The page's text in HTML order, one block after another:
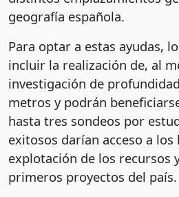
geografía española.
Para optar a estas ayudas,
incluir la realización de, al
investigación de
metros y podrán
hasta tres sondeos por
exitosos darían acceso a
explotación de los recursos
primeros proyectos del país.